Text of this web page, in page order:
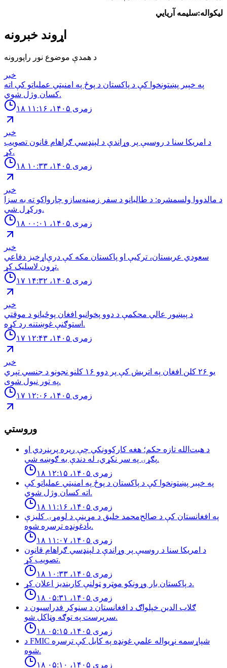
لیکواله:سلیمه آریایي
اړوند خبرونه
د همدې موضوع نور راپورونه
خبر
په خېبر پښتونخوا کې د پاکستان د پوځ په امنیتي عملیاتو کې اته
کسان وژل شوي.
۱۸ زمری ۱۴۰۵، ۱۱:۱۶
خبر
د امریکا سنا د روسیې پر وړاندې د لېنډسي ګراهام قانون تصویب
کړ.
۱۸ زمری ۱۴۰۵، ۱۰:۳۳
خبر
د مالدووا ولسمشره: د طالبانو د سفر زمینه‌سازو چارواکو ته به سزا
ورکړل شي.
۱۸ زمری ۱۴۰۵، ۰۰:۰۱
خبر
سعودي عربستان، ترکیې او پاکستان مکه کې درې‌اړخیز دفاعي
تړون لاسلیک کړ.
۱۷ زمری ۱۴۰۵، ۱۴:۳۲
خبر
د پېښور عالي محکمې د دوو پخوانیو افغان پوځیانو د موقتي
استوګنې غوښتنه رد کړه.
۱۷ زمری ۱۴۰۵، ۱۲:۴۳
خبر
یو ۲۶ کلن افغان په اتریش کې پر دوو ۱۶ کلنو نجونو د جنسي تېري
په تور نیول شوی.
۱۷ زمری ۱۴۰۵، ۱۲:۰۶
وروستي
د هبت‌الله تازه حکم؛ هغه کارکوونکي چې ږیره پرېنږدي او
پګړۍ په سر نکړي، له دندې به ګوښه شي.
۱۸ زمری ۱۴۰۵، ۱۲:۱۵
په خېبر پښتونخوا کې د پاکستان د پوځ په امنیتي عملیاتو کې
اته کسان وژل شوي.
۱۸ زمری ۱۴۰۵، ۱۱:۱۶
په افغانستان کې د صالح‌محمد خلیق د مړینې د لومړۍ کلیزې
یادغونډه ترسره شوه.
۱۸ زمری ۱۴۰۵، ۱۱:۰۷
د امریکا سنا د روسیې پر وړاندې د لېنډسي ګراهام قانون
تصویب کړ.
۱۸ زمری ۱۴۰۵، ۱۰:۳۳
د پاكستان بار وړونكو موټرو ټولنې كاربنديز اعلان كړ.
۱۸ زمری ۱۴۰۵، ۰۵:۳۱
ګلاب الدین خپلواګ د افغانستان د سنوکر فدراسیون د
سرپرست په توګه وټاکل شو.
۱۸ زمری ۱۴۰۵، ۰۵:۱۵
د FMIC شپاړسمه نړیواله علمي غونډه په کابل کې ترسره
شوه.
۱۸ زمری ۱۴۰۵، ۰۵:۱۰